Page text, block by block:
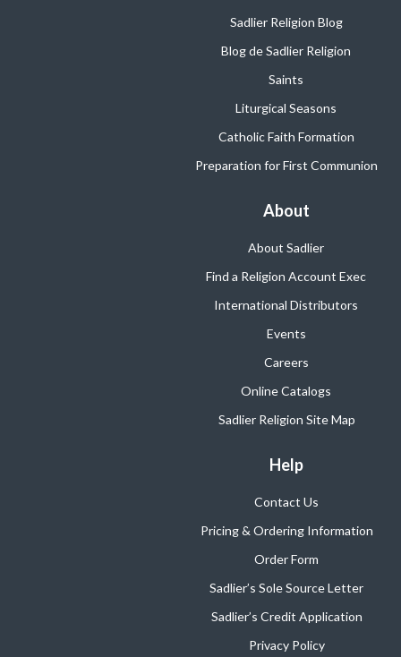
Sadlier Religion Blog
Blog de Sadlier Religion
Saints
Liturgical Seasons
Catholic Faith Formation
Preparation for First Communion
About
About Sadlier
Find a Religion Account Exec
International Distributors
Events
Careers
Online Catalogs
Sadlier Religion Site Map
Help
Contact Us
Pricing & Ordering Information
Order Form
Sadlier’s Sole Source Letter
Sadlier’s Credit Application
Privacy Policy